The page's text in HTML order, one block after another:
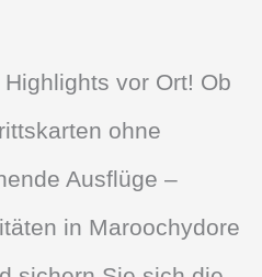
vor Ort! Ob
ohne
Ausflüge –
in Maroochydore